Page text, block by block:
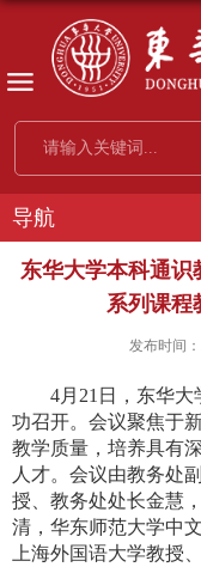
导航
东华大学本科通
系列课程
发布时间
4月 21 日
，东华
功召开。会议聚焦于
教学质量，培养具有
人才。会议由教务处
授、教务处处长金慧
清，华东师范大学中
上海外国语大学教授